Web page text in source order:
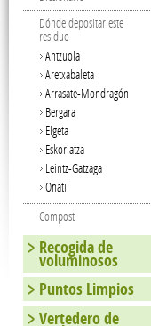
Dónde depositar este
residuo
Antzuola
Aretxabaleta
Arrasate-Mondragón
Bergara
Elgeta
Eskoriatza
Leintz-Gatzaga
Oñati
Compost
Recogida de
voluminosos
Puntos Limpios
Vertedero de